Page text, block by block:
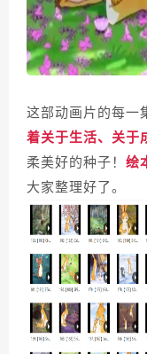
这部动画片的每一
着关于生活、关于
柔美好的种子！ 绘
大家整理好了。